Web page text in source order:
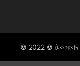
© 2022 © টেক